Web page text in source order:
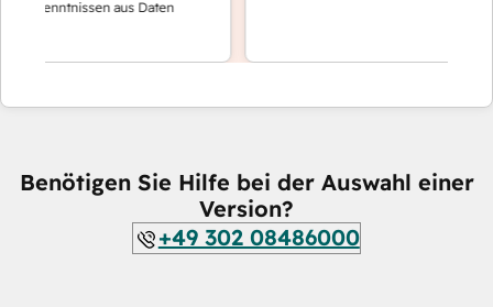
aus Daten
Benötigen Sie Hilfe bei der Auswahl einer
Version?
+49 302 08486000